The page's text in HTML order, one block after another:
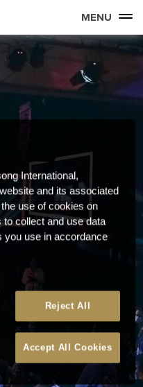
MENU
International,
and its associated
use of cookies on
collect and use data
you use in accordance
Reject All
Accept All Cookies